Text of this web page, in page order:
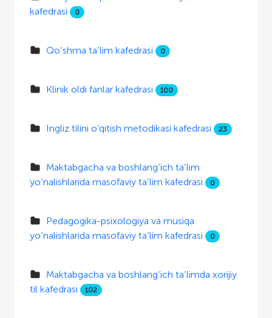
kafedrasi
0
Qo‘shma ta’lim kafedrasi 0
Klinik oldi fanlar kafedrasi 100
Ingliz tilini o‘qitish metodikasi kafedrasi 23
Maktabgacha va boshlang‘ich ta’lim
yo‘nalishlarida masofaviy ta’lim kafedrasi
0
Pedagogika-psixologiya va musiqa
yo‘nalishlarida masofaviy ta’lim kafedrasi
0
Maktabgacha va boshlang‘ich ta’limda xorijiy
til kafedrasi
102